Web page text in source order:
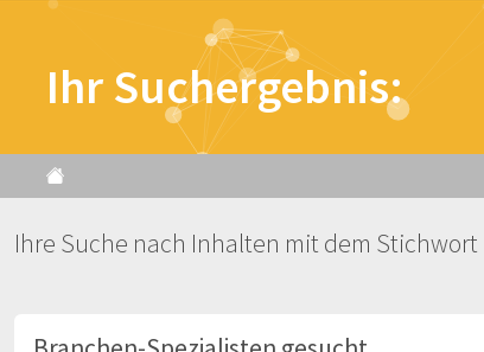
Ihr Suchergebnis:
Ihre Suche nach Inhalten mit dem Stichwort